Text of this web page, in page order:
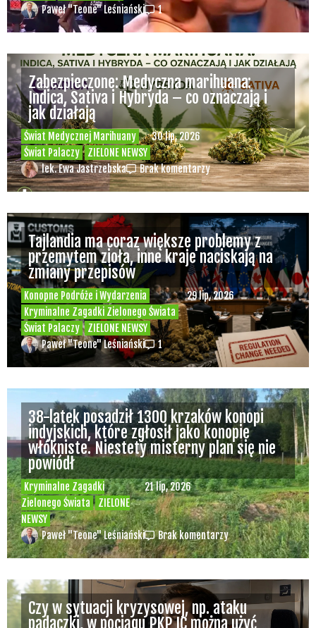
Paweł "Teone" Leśniański 1
Świat Medycznej Marihuany
Świat Palaczy
ZIELONE NEWSY
30 lip, 2026
Zabezpieczone: Medyczna marihuana:
Indica, Sativa i Hybryda – co oznaczają i
jak działają
lek. Ewa Jastrzebska Brak komentarzy
Konopne Podróże i Wydarzenia
Kryminalne Zagadki Zielonego Świata
Świat Palaczy
ZIELONE NEWSY
29 lip, 2026
Tajlandia ma coraz większe problemy z
przemytem zioła, inne kraje naciskają na
zmiany przepisów
Paweł "Teone" Leśniański 1
Kryminalne Zagadki
Zielonego Świata
ZIELONE
NEWSY
21 lip, 2026
38-latek posadził 1300 krzaków konopi
indyjskich, które zgłosił jako konopie
włókniste. Niestety misterny plan się nie
powiódł
Paweł "Teone" Leśniański Brak komentarzy
Czy w sytuacji kryzysowej, np. ataku
padaczki, w pociągu PKP IC można użyć